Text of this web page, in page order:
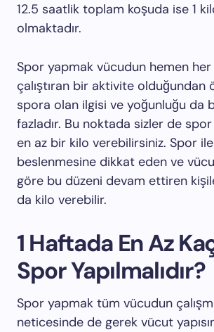
12.5 saatlik toplam koşuda ise 1
olmaktadır.
Spor yapmak vücudun hemen her
çalıştıran bir aktivite olduğundan
spora olan ilgisi ve yoğunluğu da
fazladır. Bu noktada sizler de
en az bir kilo verebilirsiniz. Spor
beslenmesine dikkat eden ve
göre bu düzeni devam ettiren
da kilo verebilir.
1 Haftada En Az
Spor Yapılmalıdır?
Spor yapmak tüm vücudun
neticesinde de gerek vücut